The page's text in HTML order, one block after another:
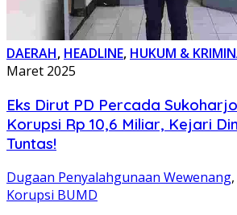
DAERAH, HEADLINE, HUKUM &
Maret 2025
Eks Dirut PD Percada
Korupsi Rp 10,6 Miliar, Kejari
Tuntas!
Dugaan Penyalahgunaan Wewenang,
Korupsi BUMD